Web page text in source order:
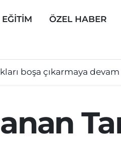
EĞİTİM ÖZEL HABER
boşa çıkarmaya